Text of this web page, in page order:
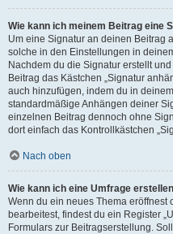
Wie kann ich meinem Beitrag eine
Um eine Signatur an deinen Beitrag
solche in den Einstellungen in
Nachdem du die Signatur erstellt
Beitrag das Kästchen „Signatur
auch hinzufügen, indem du in
standardmäßige Anhängen deiner
einzelnen Beitrag dennoch ohne
dort einfach das Kontrollkästchen
Nach oben
Wie kann ich eine Umfrage
Wenn du ein neues Thema eröffnest
bearbeitest, findest du ein Register
Formulars zur Beitragserstellung.